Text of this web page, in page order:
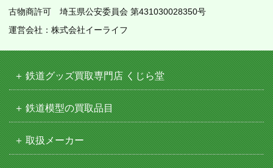
古物商許可 埼玉県公安委員会 第431030028350号
運営会社：株式会社イーライフ
鉄道グッズ買取専門店 くじら堂
鉄道模型の買取品目
取扱メーカー